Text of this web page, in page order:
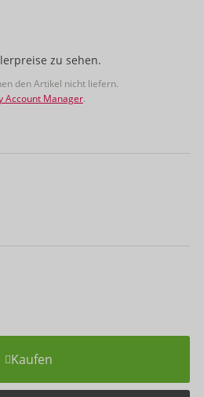
zu sehen.
den Artikel nicht liefern.
Account Manager.
Kaufen